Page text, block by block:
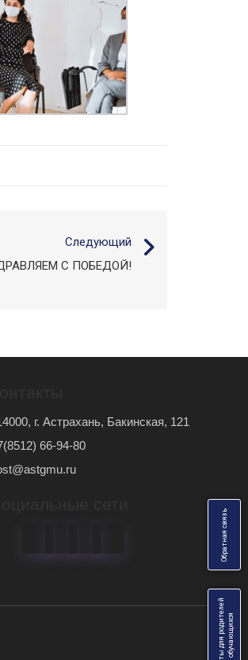
О
б
р
а
т
н
а
я
с
в
я
з
ь
Анкеты для родителейя
Следующий
С ПОБЕДОЙ!
г. Астрахань, Бакинская, 121
66-94-80